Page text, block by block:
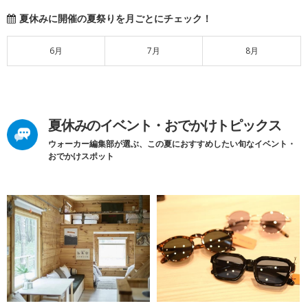
夏休みに開催の夏祭りを月ごとにチェック！
6月 7月 8月
夏休みのイベント・おでかけトピックス
ウォーカー編集部が選ぶ、この夏におすすめしたい旬なイベント・
おでかけスポット